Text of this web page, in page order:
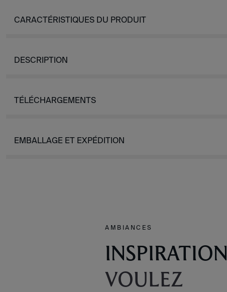
CARACTÉRISTIQUES DU PRODUIT
DESCRIPTION
TÉLÉCHARGEMENTS
EMBALLAGE ET EXPÉDITION
AMBIANCES
INSPIRATION
VOULEZ